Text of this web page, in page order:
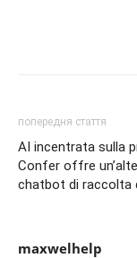
попередня стаття
AI incentrata sulla
Confer offre
chatbot di raccolta
maxwelhelp